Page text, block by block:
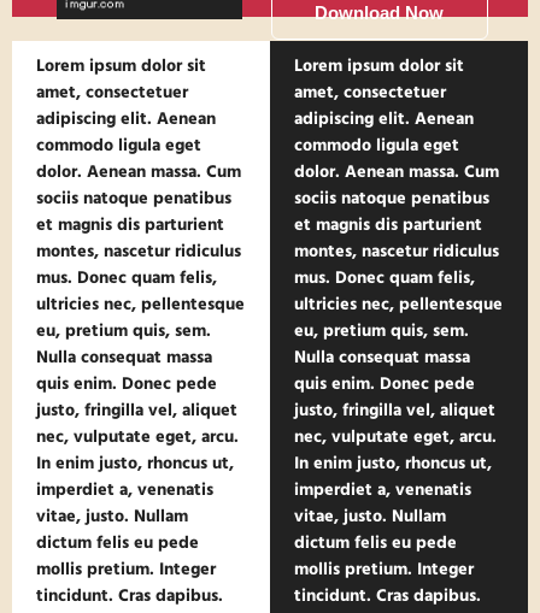
Download Now
Lorem ipsum dolor sit
amet, consectetuer
adipiscing elit. Aenean
commodo ligula eget
dolor. Aenean massa. Cum
sociis natoque penatibus
et magnis dis parturient
montes, nascetur ridiculus
mus. Donec quam felis,
ultricies nec, pellentesque
eu, pretium quis, sem.
Nulla consequat massa
quis enim. Donec pede
justo, fringilla vel, aliquet
nec, vulputate eget, arcu.
In enim justo, rhoncus ut,
imperdiet a, venenatis
vitae, justo. Nullam
dictum felis eu pede
mollis pretium. Integer
tincidunt. Cras dapibus.
Lorem ipsum dolor sit
amet, consectetuer
adipiscing elit. Aenean
commodo ligula eget
dolor. Aenean massa. Cum
sociis natoque penatibus
et magnis dis parturient
montes, nascetur ridiculus
mus. Donec quam felis,
ultricies nec, pellentesque
eu, pretium quis, sem.
Nulla consequat massa
quis enim. Donec pede
justo, fringilla vel, aliquet
nec, vulputate eget, arcu.
In enim justo, rhoncus ut,
imperdiet a, venenatis
vitae, justo. Nullam
dictum felis eu pede
mollis pretium. Integer
tincidunt. Cras dapibus.